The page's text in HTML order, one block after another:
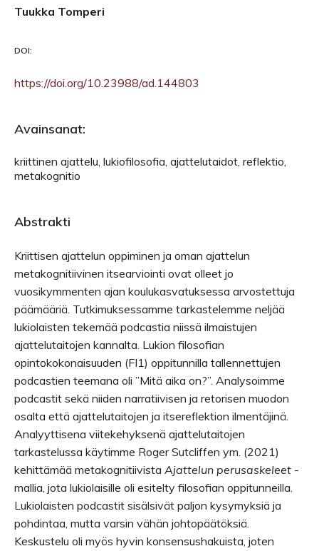
Tuukka Tomperi
DOI:
https://doi.org/10.23988/ad.144803
Avainsanat:
kriittinen ajattelu, lukiofilosofia, ajattelutaidot, reflektio,
metakognitio
Abstrakti
Kriittisen ajattelun oppiminen ja oman ajattelun
metakognitiivinen itsearviointi ovat olleet jo
vuosikymmenten ajan koulukasvatuksessa arvostettuja
päämääriä. Tutkimuksessamme tarkastelemme neljää
lukiolaisten tekemää podcastia niissä ilmaistujen
ajattelutaitojen kannalta. Lukion filosofian
opintokokonaisuuden (FI1) oppitunnilla tallennettujen
podcastien teemana oli ”Mitä aika on?”. Analysoimme
podcastit sekä niiden narratiivisen ja retorisen muodon
osalta että ajattelutaitojen ja itsereflektion ilmentäjinä.
Analyyttisena viitekehyksenä ajattelutaitojen
tarkastelussa käytimme Roger Sutcliffen ym. (2021)
kehittämää metakognitiivista Ajattelun perusaskeleet -
mallia, jota lukiolaisille oli esitelty filosofian oppitunneilla.
Lukiolaisten podcastit sisälsivät paljon kysymyksiä ja
pohdintaa, mutta varsin vähän johtopäätöksiä.
Keskustelu oli myös hyvin konsensushakuista, joten